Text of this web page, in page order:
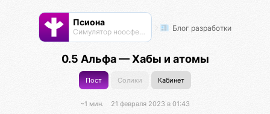
Псиона
Cимулятор ноосферы Блог разработки
0.5 Альфа — Хабы и атомы
Пост Солики Кабинет
~1 мин. 21 февраля 2023 в 01:43